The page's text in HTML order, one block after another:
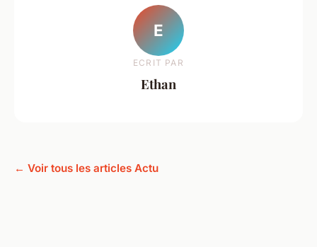
E
ECRIT PAR
Ethan
← Voir tous les articles Actu